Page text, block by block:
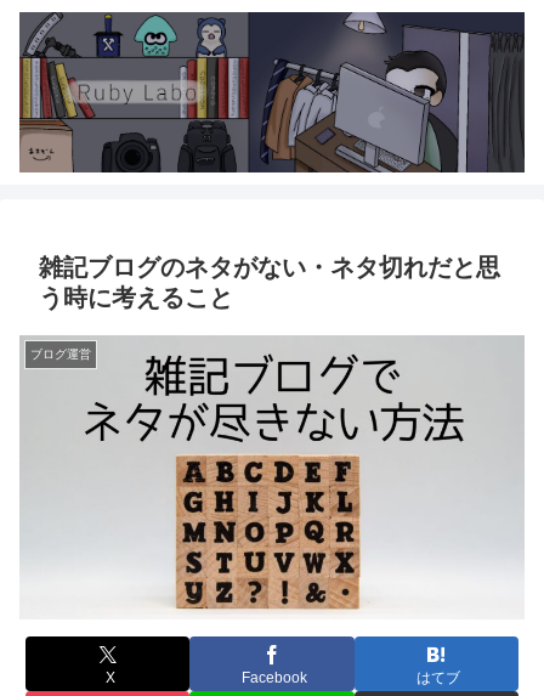
雑記ブログのネタがない・ネタ切れだと思
う時に考えること
ブログ運営
X Facebook はてブ